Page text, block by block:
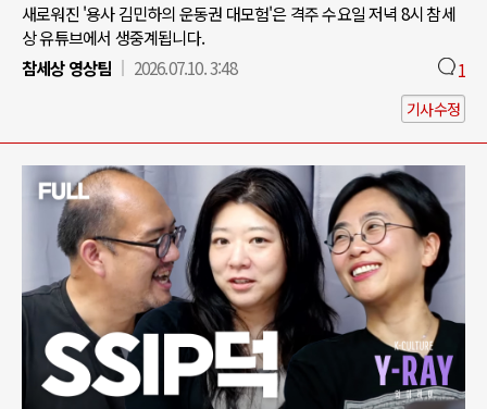
새로워진 '용사 김민하의 운동권 대모험'은 격주 수요일 저녁 8시 참세
상 유튜브에서 생중계됩니다.
참세상 영상팀
2026.07.10. 3:48 1
기사수정